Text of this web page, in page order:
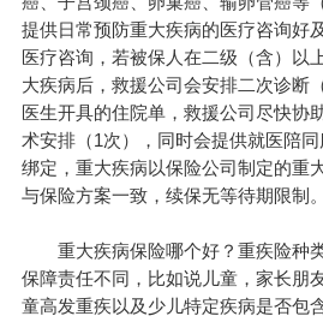
提供日常预防重大疾病的医疗咨询好
医疗咨询，若被保人在二级（含）以
大疾病后，救援公司会安排二次诊断
医生开具的住院单，救援公司尽快协
术安排（1次），同时会提供就医陪
绑定，重大疾病以保险公司制定的重
与保险方案一致，续保无等待期限制。
重大疾病保险哪个好？重疾险种
保障责任不同，比如说儿童，家长朋
童高发重疾以及少儿特定疾病是否包